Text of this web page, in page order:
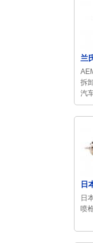
兰
拆
汽
日
日
喷